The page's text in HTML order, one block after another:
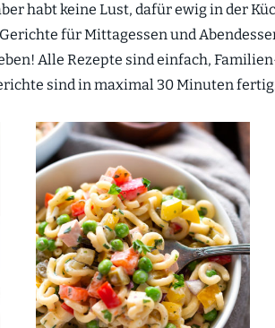
habt keine Lust, dafür ewig in der
für Mittagessen und
Alle Rezepte sind einfach,
sind in maximal 30 Minuten